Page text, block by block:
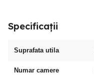
Specificații
Suprafata utila
Numar camere